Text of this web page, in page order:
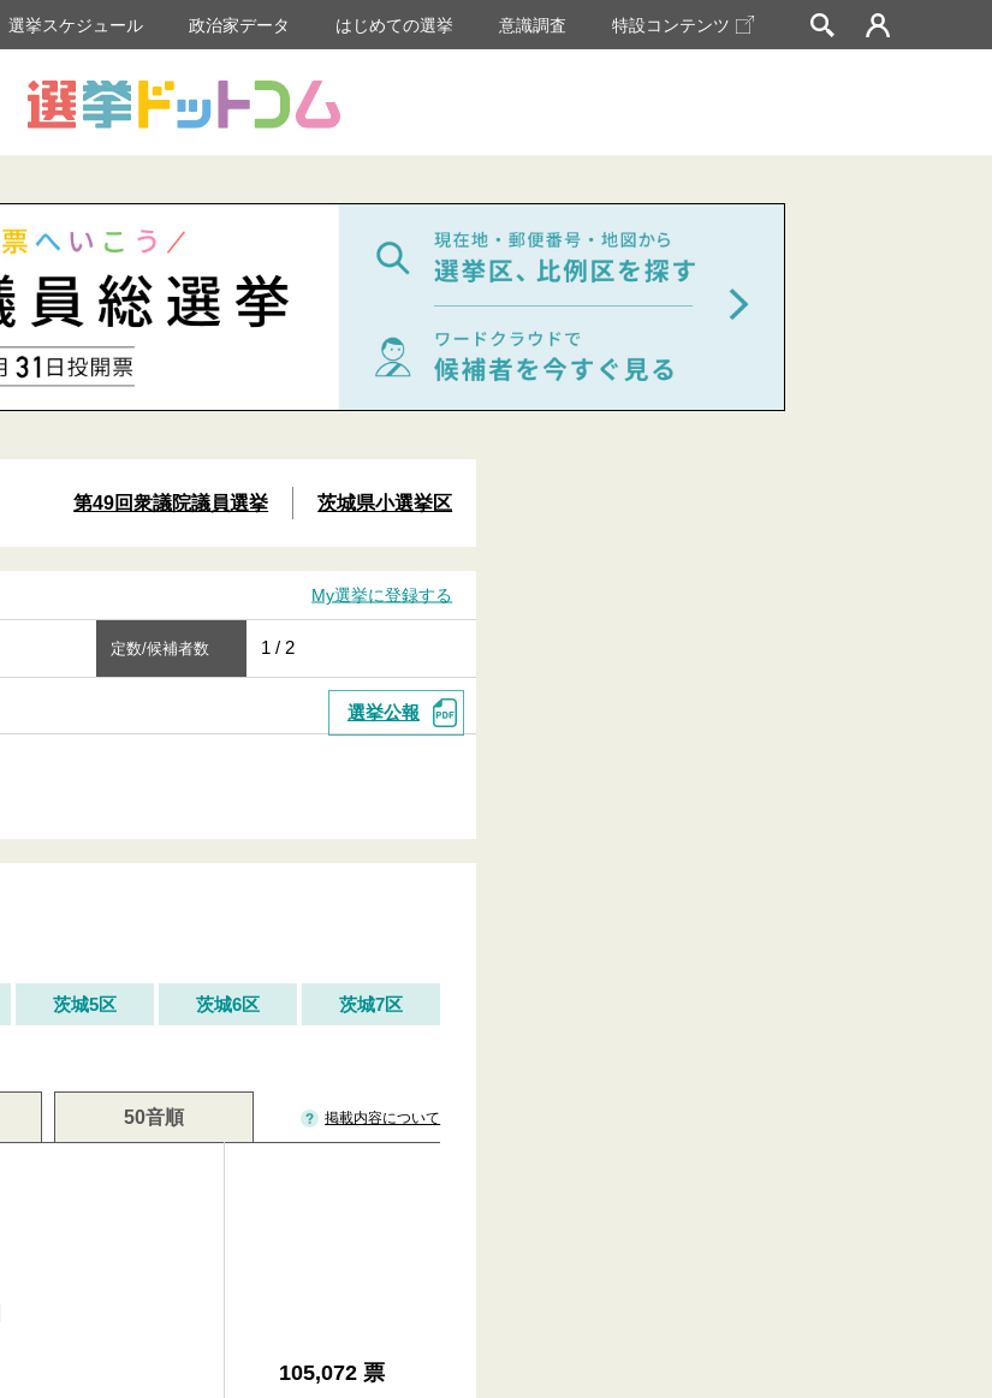
選挙スケジュール 政治家データ はじめての選挙 意識調査 特設コンテンツ
第49回衆議院議員選挙 茨城県小選挙区
My選挙に登録する
定数/候補者数 1 / 2
選挙公報
茨城5区 茨城6区 茨城7区
50音順 掲載内容について
105,072 票